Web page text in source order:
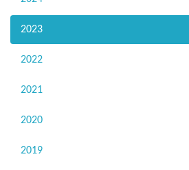
2023
2022
2021
2020
2019